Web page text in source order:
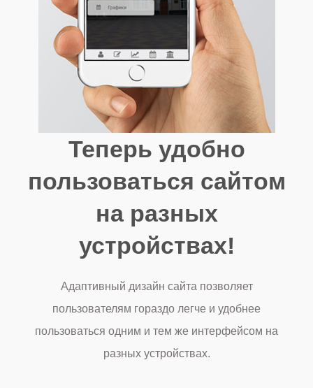
Теперь удобно
пользоваться сайтом
на разных
устройствах!
Адаптивный дизайн сайта позволяет
пользователям гораздо легче и удобнее
пользоваться одним и тем же интерфейсом на
разных устройствах.